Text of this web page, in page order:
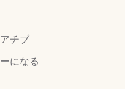
チブ
になる